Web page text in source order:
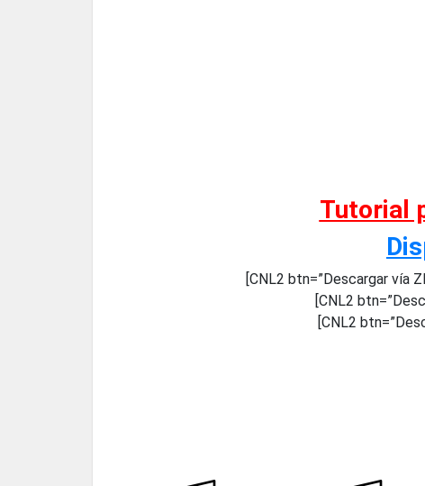
Tutorial
[CNL2 btn=”Descargar vía
[CNL2
[CNL2